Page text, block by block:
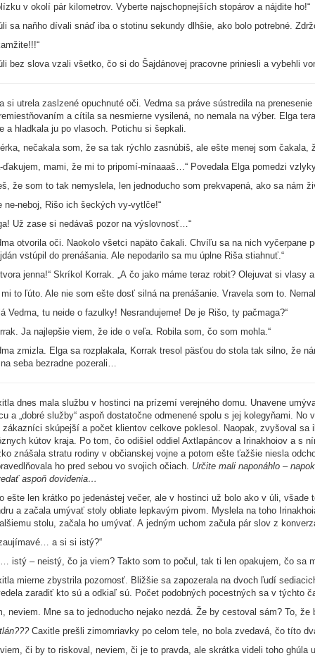
v okolí pár kilometrov. Vyberte najschopnejších stopárov a nájdite ho!“
sa naňho dívali snáď iba o stotinu sekundy dlhšie, ako bolo potrebné.
bez slova vzali všetko, čo si do Šajdánovej pracovne priniesli a vybehli
si utrela zaslzené opuchnuté oči. Vedma sa práve sústredila na
a cítila sa nesmierne vysilená, no nemala na výber. Elga
a hladkala ju po vlasoch. Potichu si šepkali.
nečakala som, že sa tak rýchlo zasnúbiš, ale ešte menej som čakala,
ďakujem, mami, že mi to pripomí-mínaaaš…“ Povedala Elga pomedzi
že som to tak nemyslela, len jednoducho som prekvapená, ako sa nám
ne-neboj, Rišo ich šeckých vy-vytlče!“
Už zase si nedávaš pozor na výslovnosť…“
otvorila oči. Naokolo všetci napäto čakali. Chvíľu sa na nich vyčerpane
vstúpil do prenášania. Ale nepodarilo sa mu úplne Riša stiahnuť.“
jenna!“ Skríkol Korrak. „A čo jako máme teraz robit? Olejuvat si vlasy
mi to ľúto. Ale nie som ešte dosť silná na prenášanie. Vravela som to.
Vedma, tu neide o fazulky! Nesrandujeme! De je Rišo, ty pačmaga?“
Ja najlepšie viem, že ide o veľa. Robila som, čo som mohla.“
zmizla. Elga sa rozplakala, Korrak tresol päsťou do stola tak silno, že
seba bezradne pozerali…
dnes mala službu v hostinci na prízemí verejného domu. Unavene
a „dobré služby“ aspoň dostatočne odmenené spolu s jej kolegyňami.
zákazníci skúpejší a počet klientov celkove poklesol. Naopak, zvyšoval
kútov kraja. Po tom, čo odišiel oddiel Axtlapáncov a Irinakhoiov a s
znášala stratu rodiny v občianskej vojne a potom ešte ťažšie niesla
ho pred sebou vo svojich očiach. Určite mali naponáhlo –
aspoň dovidenia…
ešte len krátko po jedenástej večer, ale v hostinci už bolo ako v úli,
a začala umývať stoly obliate lepkavým pivom. Myslela na toho
stolu, začala ho umývať. A jedným uchom začula pár slov z
a si si istý?“
istý – neistý, čo ja viem? Takto som to počul, tak ti len opakujem, čo sa
mierne zbystrila pozornosť. Bližšie sa zapozerala na dvoch ľudí
zaradiť kto sú a odkiaľ sú. Počet podobných pocestných sa v týchto
neviem. Mne sa to jednoducho nejako nezdá. Že by cestoval sám? To, že
Caxitle prešli zimomriavky po celom tele, no bola zvedavá, čo títo
či by to riskoval, neviem, či je to pravda, ale skrátka videli toho ghúla